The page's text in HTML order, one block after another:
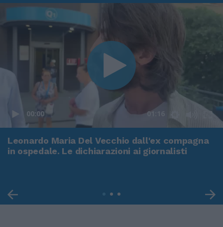
00:00 01:16
Leonardo Maria Del Vecchio dall'ex compagna
in ospedale. Le dichiarazioni ai giornalisti